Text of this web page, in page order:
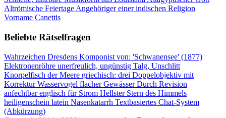
Altrömische Feiertage Angehöriger einer indischen Religion
Vorname Canettis
Beliebte Rätselfragen
Wahrzeichen Dresdens Komponist von: 'Schwanensee' (1877)
Elektronenröhre unerfreulich, ungünstig Talg, Unschlitt
Knorpelfisch der Meere griechisch: drei Doppelobjektiv mit
KorrekturWasservogel flacher GewässerDurch Revision
anfechtbarenglisch für Strom Hellster Stern des Himmels
heiligenschein latein Nasenkatarrh Textbasiertes Chat-System
(Abkürzung)